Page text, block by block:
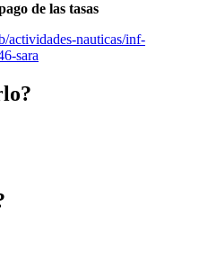
de las tasas
actividades-nauticas/inf-
sara